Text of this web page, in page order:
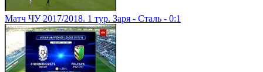
Матч ЧУ 2017/2018. 1 тур. Заря - Сталь - 0:1